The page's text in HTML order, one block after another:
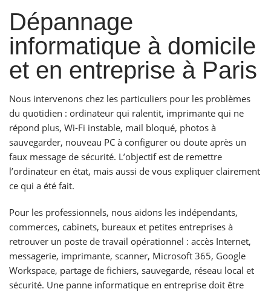
Dépannage
informatique à domicile
et en entreprise à Paris
Nous intervenons chez les particuliers pour les problèmes
du quotidien : ordinateur qui ralentit, imprimante qui ne
répond plus, Wi-Fi instable, mail bloqué, photos à
sauvegarder, nouveau PC à configurer ou doute après un
faux message de sécurité. L’objectif est de remettre
l’ordinateur en état, mais aussi de vous expliquer clairement
ce qui a été fait.
Pour les professionnels, nous aidons les indépendants,
commerces, cabinets, bureaux et petites entreprises à
retrouver un poste de travail opérationnel : accès Internet,
messagerie, imprimante, scanner, Microsoft 365, Google
Workspace, partage de fichiers, sauvegarde, réseau local et
sécurité. Une panne informatique en entreprise doit être